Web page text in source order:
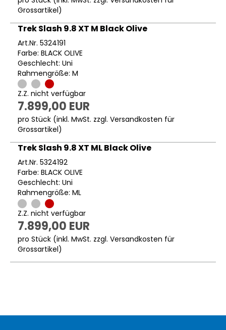
Grossartikel)
Trek Slash 9.8 XT M Black Olive
Art.Nr. 5324191
Farbe: BLACK OLIVE
Geschlecht: Uni
Rahmengröße: M
Z.Z. nicht verfügbar
7.899,00 EUR
pro Stück (inkl. MwSt. zzgl. Versandkosten für
Grossartikel)
Trek Slash 9.8 XT ML Black Olive
Art.Nr. 5324192
Farbe: BLACK OLIVE
Geschlecht: Uni
Rahmengröße: ML
Z.Z. nicht verfügbar
7.899,00 EUR
pro Stück (inkl. MwSt. zzgl. Versandkosten für
Grossartikel)